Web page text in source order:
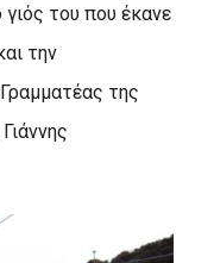
του που έκανε
την
της